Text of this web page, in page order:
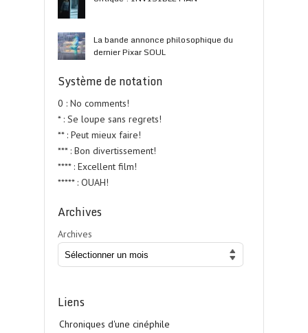
La bande annonce philosophique du
dernier Pixar SOUL
Système de notation
0 : No comments!
* : Se loupe sans regrets!
** : Peut mieux faire!
*** : Bon divertissement!
**** : Excellent film!
***** : OUAH!
Archives
Archives
Liens
Chroniques d'une cinéphile